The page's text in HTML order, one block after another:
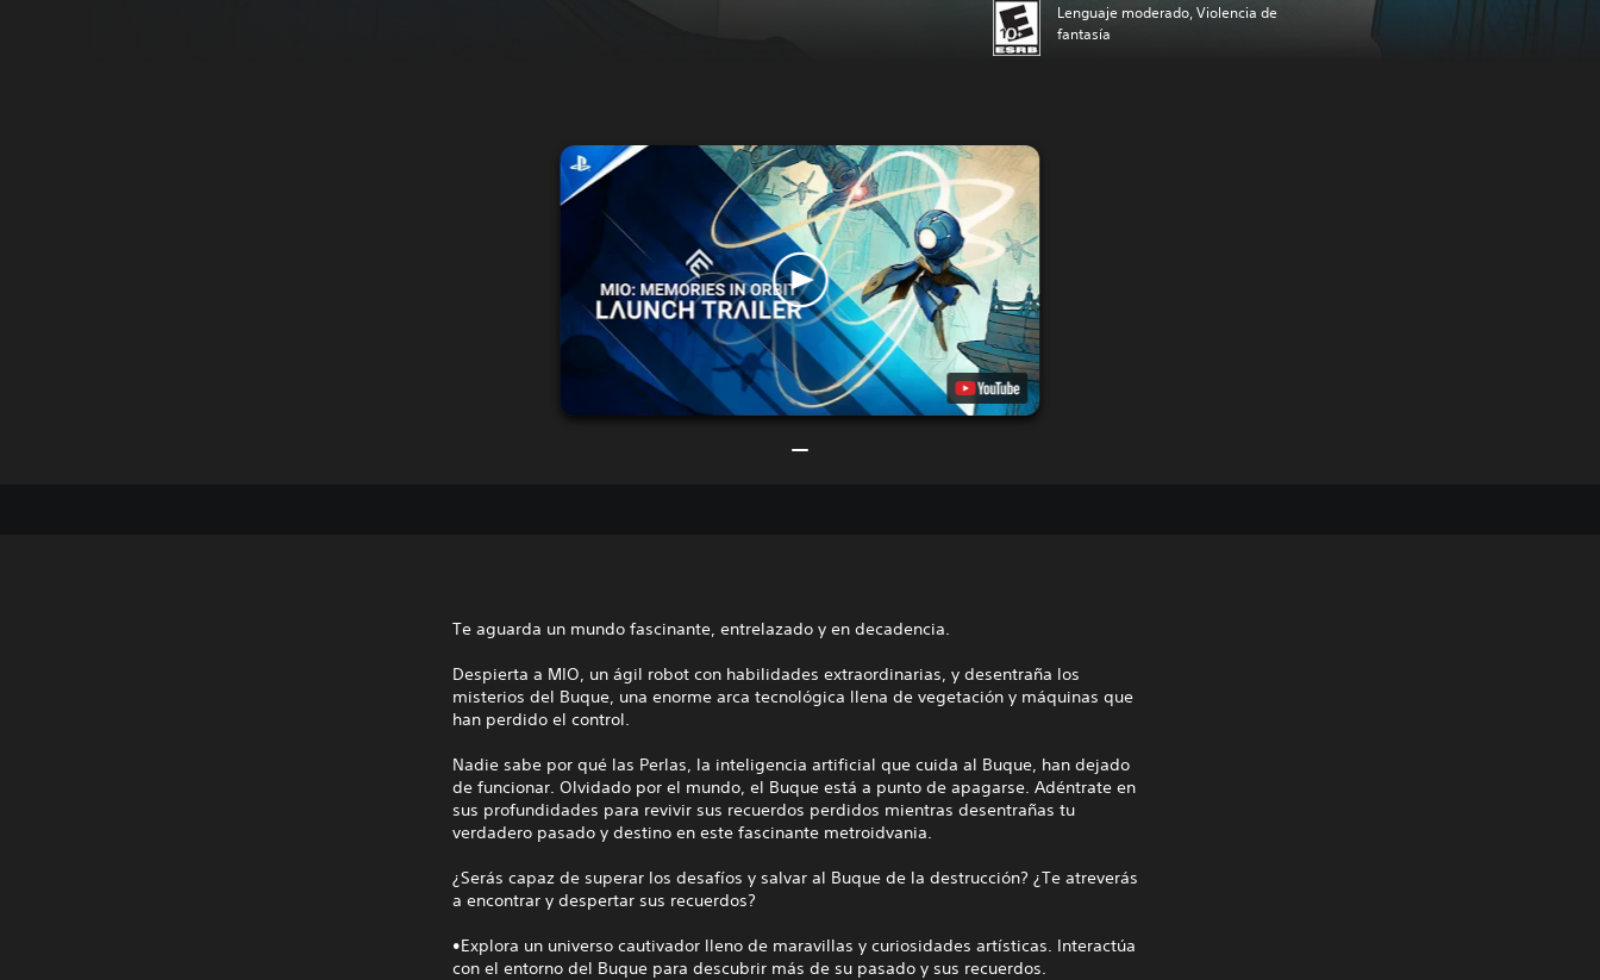
Lenguaje moderado, Violencia de
fantasía
Te aguarda un mundo fascinante, entrelazado y en decadencia.
Despierta a MIO, un ágil robot con habilidades extraordinarias, y desentraña los
misterios del Buque, una enorme arca tecnológica llena de vegetación y máquinas que
han perdido el control.
Nadie sabe por qué las Perlas, la inteligencia artificial que cuida al Buque, han dejado
de funcionar. Olvidado por el mundo, el Buque está a punto de apagarse. Adéntrate en
sus profundidades para revivir sus recuerdos perdidos mientras desentrañas tu
verdadero pasado y destino en este fascinante metroidvania.
¿Serás capaz de superar los desafíos y salvar al Buque de la destrucción? ¿Te atreverás
a encontrar y despertar sus recuerdos?
•Explora un universo cautivador lleno de maravillas y curiosidades artísticas. Interactúa
con el entorno del Buque para descubrir más de su pasado y sus recuerdos.